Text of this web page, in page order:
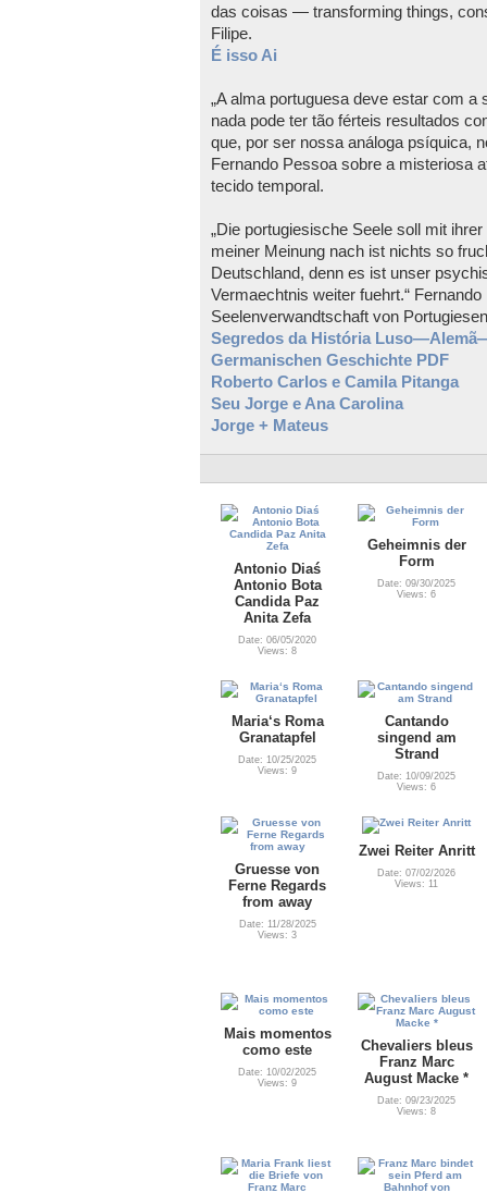
das coisas — transforming things,
Filipe.
É isso Ai
„A alma portuguesa deve estar com
nada pode ter tão férteis resultados
que, por ser nossa análoga psíquica,
Fernando Pessoa sobre a misteriosa
tecido temporal.
„Die portugiesische Seele soll mit
meiner Meinung nach ist nichts so
Deutschland, denn es ist unser
Vermaechtnis weiter fuehrt.“
Seelenverwandtschaft von
Segredos da História
Germanischen Geschichte PDF
Roberto Carlos e Camila Pitanga
Seu Jorge e Ana Carolina
Jorge + Mateus
Antonio Diaś
Antonio Bota
Candida Paz
Anita Zefa
Date: 06/05/2020
Views: 8
Geheimnis der
Form
Date: 09/30/2025
Views: 6
Maria‘s Roma
Granatapfel
Date: 10/25/2025
Views: 9
Cantando
singend am
Strand
Date: 10/09/2025
Views: 6
Gruesse von
Ferne Regards
from away
Date: 11/28/2025
Views: 3
Zwei Reiter Anritt
Date: 07/02/2026
Views: 11
Mais momentos
como este
Date: 10/02/2025
Views: 9
Chevaliers bleus
Franz Marc
August Macke *
Date: 09/23/2025
Views: 8